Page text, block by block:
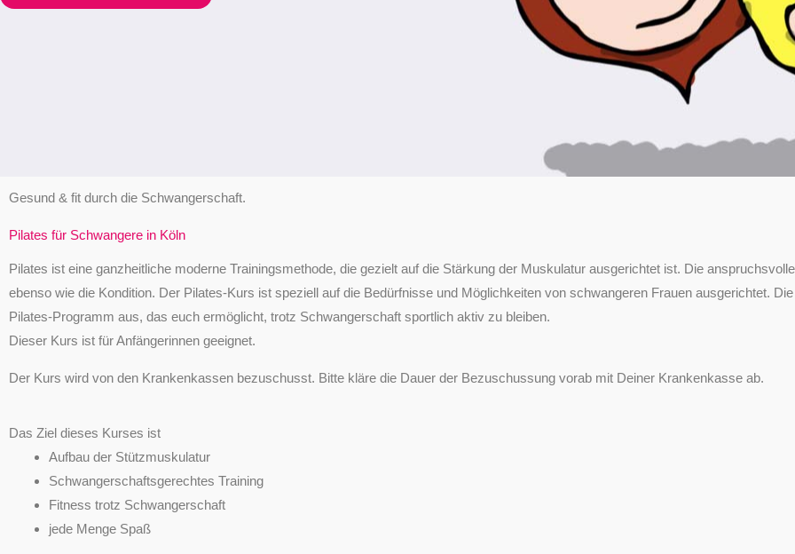
Gesund & fit durch die Schwangerschaft.
Pilates für Schwangere in Köln
Pilates ist eine ganzheitliche moderne Trainingsmethode, die gezielt auf die Stärkung der Muskulatur ausgerichtet ist. Die
ebenso wie die Kondition. Der Pilates-Kurs ist speziell auf die Bedürfnisse und Möglichkeiten von schwangeren Frauen ausgerichtet.
Pilates-Programm aus, das euch ermöglicht, trotz Schwangerschaft sportlich aktiv zu bleiben.
Dieser Kurs ist für Anfängerinnen geeignet.
Der Kurs wird von den Krankenkassen bezuschusst. Bitte kläre die Dauer der Bezuschussung vorab mit Deiner Krankenkasse ab.
Das Ziel dieses Kurses ist
Aufbau der Stützmuskulatur
Schwangerschaftsgerechtes Training
Fitness trotz Schwangerschaft
jede Menge Spaß